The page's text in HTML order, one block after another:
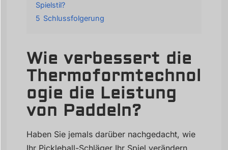
Spielstil?
5 Schlussfolgerung
Wie verbessert die
Thermoformtechnol
ogie die Leistung
von Paddeln?
Haben Sie jemals darüber nachgedacht, wie